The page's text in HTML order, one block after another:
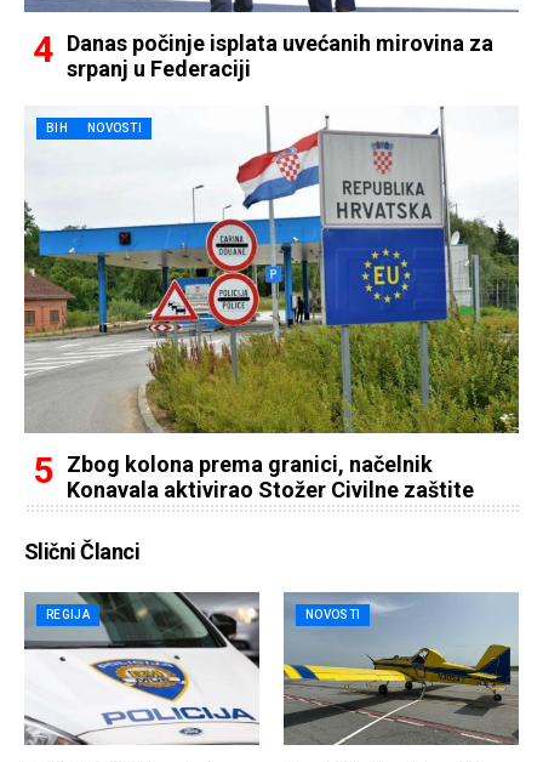
Danas počinje isplata uvećanih mirovina za
srpanj u Federaciji
BIH NOVOSTI
Zbog kolona prema granici, načelnik
Konavala aktivirao Stožer Civilne zaštite
Slični Članci
REGIJA NOVOSTI